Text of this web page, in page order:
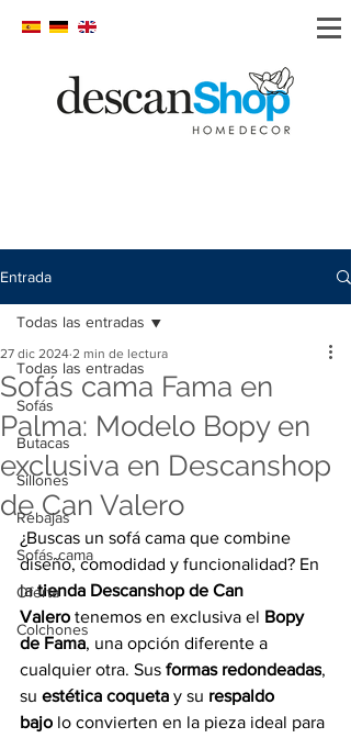
Entrada
Todas las entradas
Sofás
Butacas
Sillones
Rebajas
Sofás cama
Oferta
Colchones
Todas las entradas
Sofás cama Fama en
Palma: Modelo Bopy en
exclusiva en Descanshop
de Can Valero
27 dic 2024 2 min de lectura
¿Buscas un sofá cama que combine
diseño, comodidad y funcionalidad? En
la tienda Descanshop de Can
Valero tenemos en exclusiva el Bopy
de Fama, una opción diferente a
cualquier otra. Sus formas redondeadas,
su estética coqueta y su respaldo
bajo lo convierten en la pieza ideal para